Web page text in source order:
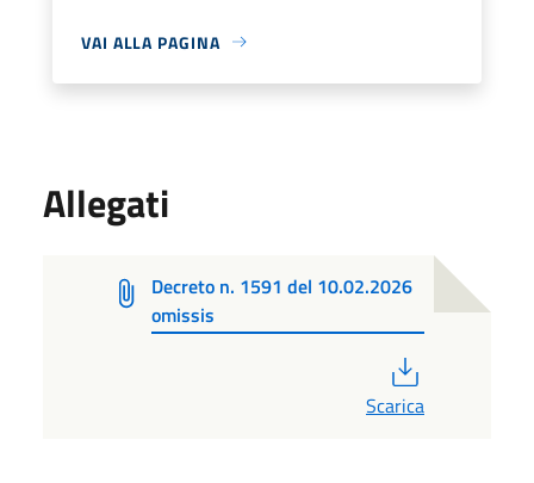
VAI ALLA PAGINA
Allegati
Decreto n. 1591 del 10.02.2026
omissis
Scarica